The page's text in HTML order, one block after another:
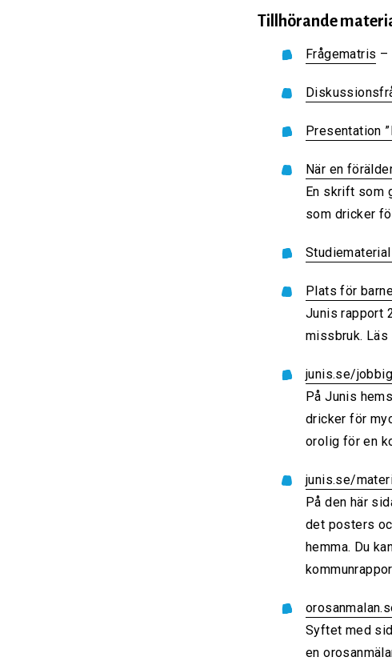
Tillhörande
Frågematris –
Presentation
När en
En skrift som
som dricker
Plats för
Junis rapport
missbruk.
junis.se/
På Junis
dricker för
orolig för en
junis.se/
På den här
det posters
hemma. Du
Syftet med
en